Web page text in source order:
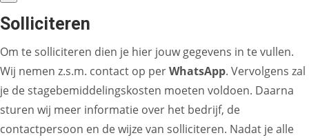
Solliciteren
Om te solliciteren dien je hier jouw gegevens in te vullen.
Wij nemen z.s.m. contact op perWhatsApp. Vervolgens zal
je de stagebemiddelingskosten moeten voldoen. Daarna
sturen wij meer informatie over het bedrijf, de
contactpersoon en de wijze van solliciteren. Nadat je alle